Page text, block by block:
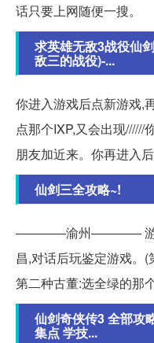
话只要上网随便一搜。
求英雄无敌3战役仙
敌三的战役)-...
你进入游戏后点新游戏,
点那个IXP,又会出现//////
朋友加近来。你再进入后
仙剑三全攻略~!
――――渝州―――― 游戏
昌,对话后玩鉴定游戏。(
第二种古董:选全绿的那
仙剑奇侠传3 全部攻
集点 学技...